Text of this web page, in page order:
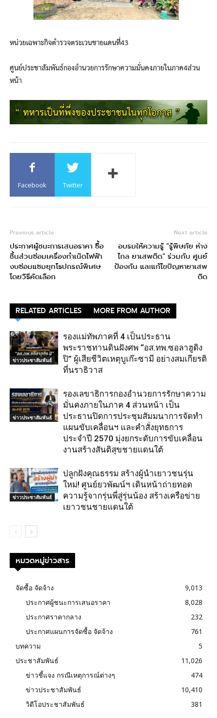
หน่วยเฉพาะกิจตำรวจตระเวนชายแดนที่43
ศูนย์ประชาสัมพันธ์กองอำนวยการรักษาความมั่นคงภายในภาค4ส่วน
หน้า
Facebook Twitter
Previous article
ประกาศผู้ชนะการเสนอราคา ซื้อ
ชิ้นส่วนซ่อมเครื่องกำเนิดไฟฟ้า
งบซ่อมแซมยุทโธปกรณ์พิเศษ
โดยวิธีคัดเลือก
Next article
อบรมให้ความรู้ “รู้พิษภัย ห่าง
ไกล ยาเสพติด” ร่วมกับ ศูนย์
ป้องกัน และแก้ไขปัญหายาเสพ
ติด
RELATED ARTICLES MORE FROM AUTHOR
ข่าวประชาสัมพันธ์
รองแม่ทัพภาคที่ 4 เป็นประธาน
พระราชทานดินฝังศพ “อส.ทพ.ซอลาฮูดิง
ปิ” ผู้เสียชีวิตเหตุบูเก๊ะซามี อย่างสมเกียรติ
ที่นราธิวาส
ข่าวประชาสัมพันธ์
รองเลขาธิการกองอำนวยการรักษาความ
มั่นคงภายในภาค 4 ส่วนหน้า เป็น
ประธานปิดการประชุมสัมมนาการจัดทำ
แผนขับเคลื่อนฯ และคำสั่งยุทธการ
ประจำปี 2570 มุ่งยกระดับการขับเคลื่อน
งานสร้างสันติสุขชายแดนใต้
ข่าวประชาสัมพันธ์
ปลูกฝังคุณธรรม สร้างผู้นำเยาวชนรุ่น
ใหม่! ศูนย์ยวพัฒน์ฯ เดินหน้าถ่ายทอด
ความรู้จากรุ่นพี่สู่รุ่นน้อง สร้างเครือข่าย
เยาวชนชายแดนใต้
หมวดหมู่ข่าวสาร
จัดซื้อ จัดจ้าง
9,013
ประกาศผู้ชนะการเสนอราคา
8,028
ประกาศราคากลาง
232
ประกาศแผนการจัดซื้อ จัดจ้าง
761
บทความ
5
ประชาสัมพันธ์
11,026
ข่าวชี้แจง กรณีเหตุการณ์ต่างๆ
474
ข่าวประชาสัมพันธ์
10,410
วิดีโอประชาสัมพันธ์
381